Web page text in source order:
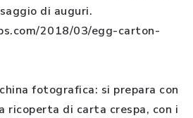
di auguri.
2018/03/egg-carton-
fotografica: si prepara con
ricoperta di carta crespa, con i